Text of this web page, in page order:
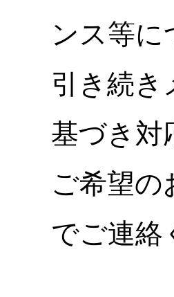
ンス等
引き続き
基づき対
ご希望の
でご連絡